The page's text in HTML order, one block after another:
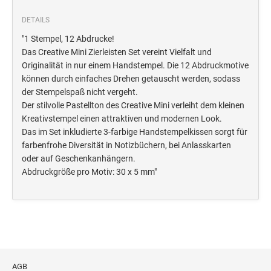
Olchi
PRÄGEZANGEN
TÜTLE - MIT LIEBE EINGEPACKT
STEMPEL-KUGELSCHREIBER
Smart Style
Schreibgeräte-Zubehör
TRODAT PRINTY™ PASTELL-EDITION
DETAILS
"1 Stempel, 12 Abdrucke!
Das Creative Mini Zierleisten Set vereint Vielfalt und
Originalität in nur einem Handstempel. Die 12 Abdruckmotive
können durch einfaches Drehen getauscht werden, sodass
der Stempelspaß nicht vergeht.
Der stilvolle Pastellton des Creative Mini verleiht dem kleinen
Kreativstempel einen attraktiven und modernen Look.
Das im Set inkludierte 3-farbige Handstempelkissen sorgt für
farbenfrohe Diversität in Notizbüchern, bei Anlasskarten
oder auf Geschenkanhängern.
Abdruckgröße pro Motiv: 30 x 5 mm"
AGB